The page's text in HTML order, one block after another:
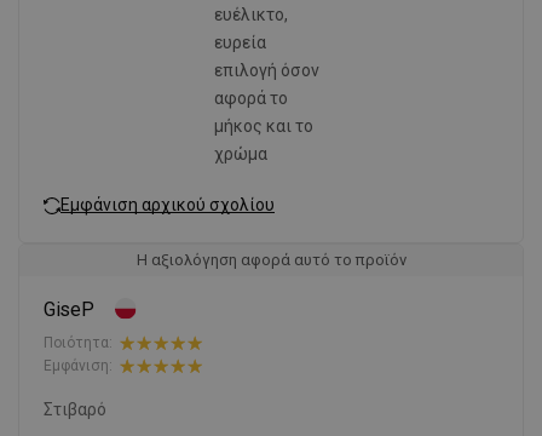
ευέλικτο,
ευρεία
επιλογή όσον
αφορά το
μήκος και το
χρώμα
Εμφάνιση αρχικού σχολίου
Η αξιολόγηση αφορά αυτό το προϊόν
GiseP
Ποιότητα:
Εμφάνιση:
Στιβαρό